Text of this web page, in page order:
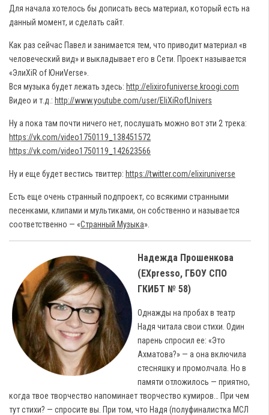
Для начала хотелось бы дописать весь материал, который есть на
данный момент, и сделать сайт.
Как раз сейчас Павел и занимается тем, что приводит материал «в
человеческий вид» и выкладывает его в Сети. Проект называется
«ЭлиXiR of ЮниVerse».
Вся музыка будет лежать здесь: http://elixirofuniverse.kroogi.com
Видео и т.д.: http://www.youtube.com/user/EliXiRofUnivers
Ну а пока там почти ничего нет, послушать можно вот эти 2 трека:
https://vk.com/video1750119_138451572
https://vk.com/video1750119_142623566
Ну и еще будет вестись твиттер: https://twitter.com/elixiruniverse
Есть еще очень странный подпроект, со всякими странными
песенками, клипами и мультиками, он собственно и называется
cоответственно — «Странный Музыка».
Надежда Прошенкова
(EXpresso, ГБОУ СПО
ГКИБТ № 58)
Однажды на пробах в театр
Надя читала свои стихи. Один
парень спросил ее: «Это
Ахматова?» — а она включила
стесняшку и промолчала. Но в
памяти отложилось — приятно,
когда твое творчество напоминает творчество кумиров… При чем
тут стихи? — спросите вы. При том, что Надя (полуфиналистка МСЛ